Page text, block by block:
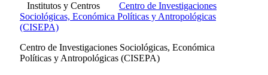
Institutos y Centros
Centro de Investigaciones
Sociológicas, Económica Políticas y Antropológicas
(CISEPA)
Centro de Investigaciones Sociológicas, Económica
Políticas y Antropológicas (CISEPA)